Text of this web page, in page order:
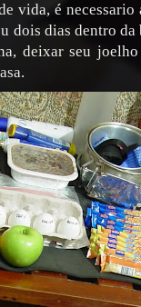
vida, é necessario
dois dias dentro da
deixar seu